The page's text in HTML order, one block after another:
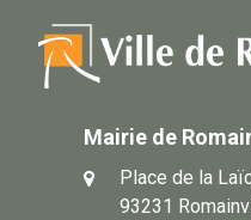
Mairie de
Place de la
93231